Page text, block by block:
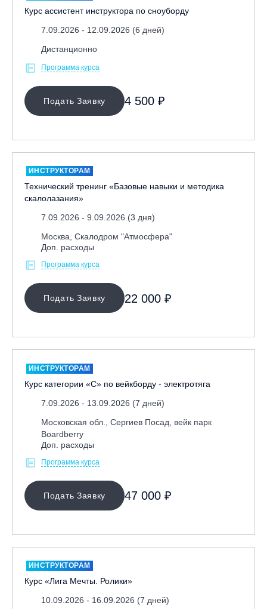
Курс ассистент инструктора по сноуборду
7.09.2026 - 12.09.2026 (6 дней)
Дистанционно
Программа курса
Подать Заявку 4 500 ₽
ИНСТРУКТОРАМ
Технический тренинг «Базовые навыки и методика
скалолазания»
7.09.2026 - 9.09.2026 (3 дня)
Москва, Скалодром "Атмосфера"
Доп. расходы
Программа курса
Подать Заявку 22 000 ₽
ИНСТРУКТОРАМ
Курс категории «С» по вейкборду - электротяга
7.09.2026 - 13.09.2026 (7 дней)
Московская обл., Сергиев Посад, вейк парк
Boardberry
Доп. расходы
Программа курса
Подать Заявку 47 000 ₽
ИНСТРУКТОРАМ
Курс «Лига Мечты. Ролики»
10.09.2026 - 16.09.2026 (7 дней)